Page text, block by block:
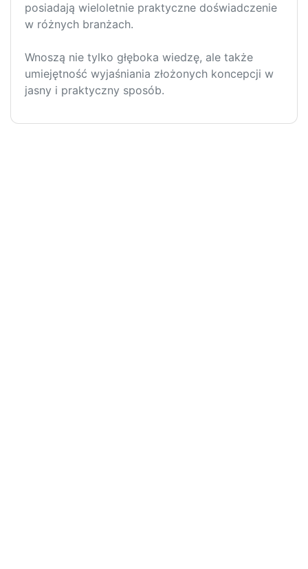
posiadają wieloletnie praktyczne doświadczenie
w różnych branżach.
Wnoszą nie tylko głęboka wiedzę, ale także
umiejętność wyjaśniania złożonych koncepcji w
jasny i praktyczny sposób.